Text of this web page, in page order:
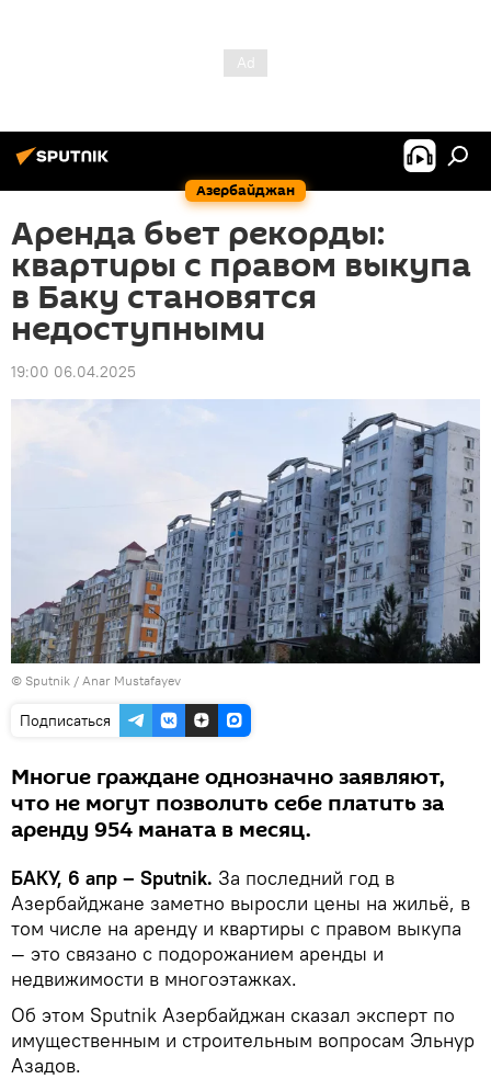
Азербайджан
Аренда бьет рекорды:
квартиры с правом выкупа
в Баку становятся
недоступными
19:00 06.04.2025
© Sputnik / Anar Mustafayev
Подписаться
Многие граждане однозначно заявляют,
что не могут позволить себе платить за
аренду 954 маната в месяц.
БАКУ, 6 апр – Sputnik. За последний год в
Азербайджане заметно выросли цены на жильё, в
том числе на аренду и квартиры с правом выкупа
— это связано с подорожанием аренды и
недвижимости в многоэтажках.
Об этом Sputnik Азербайджан сказал эксперт по
имущественным и строительным вопросам Эльнур
Азадов.